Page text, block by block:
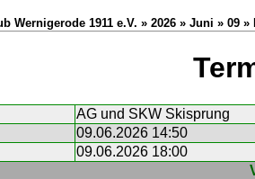
Wernigerode 1911 e.V. » 2026 » Juni » 09
AG und SKW Skisprung
09.06.2026 14:50
09.06.2026 18:00